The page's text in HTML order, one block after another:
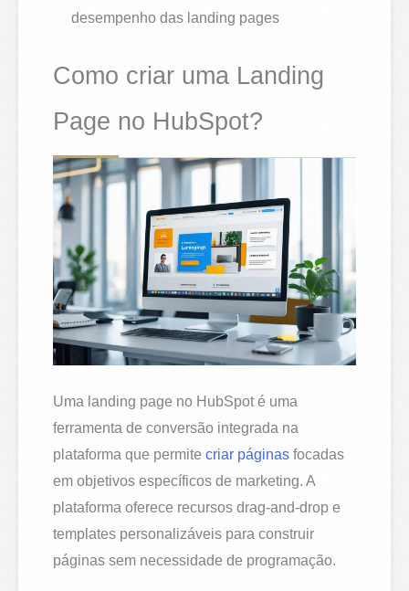
desempenho das landing pages
Como criar uma Landing
Page no HubSpot?
Uma landing page no HubSpot é uma
ferramenta de conversão integrada na
plataforma que permitecriar páginas focadas
em objetivos específicos de marketing. A
plataforma oferece recursos drag-and-drop e
templates personalizáveis para construir
páginas sem necessidade de programação.